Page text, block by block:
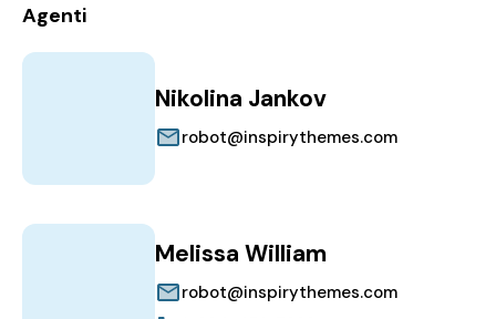
Agenti
Nikolina Jankov
robot@inspirythemes.com
Melissa William
robot@inspirythemes.com